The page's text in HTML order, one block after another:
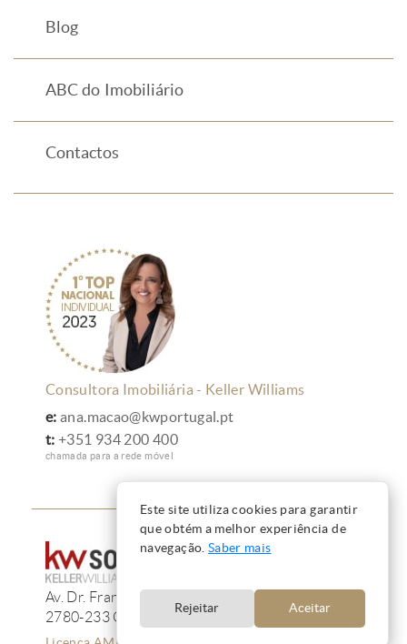
Blog
ABC do Imobiliário
Contactos
Consultora Imobiliária - Keller Williams
e: ana.macao@kwportugal.pt
t: +351 934 200 400
chamada para a rede móvel
Av. Dr. Francisco de Sá Carneiro, 233, 13F
2780-233 Oeiras
Este site utiliza cookies para garantir
que obtém a melhor experiência de
navegação. Saber mais
Rejeitar Aceitar